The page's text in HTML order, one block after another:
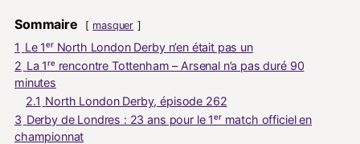
Sommaire masquer
1 Le 1ᵉʳ North London Derby n’en était pas un
2 La 1ʳᵉ rencontre Tottenham – Arsenal n’a pas duré 90
minutes
2.1 North London Derby, épisode 262
3 Derby de Londres : 23 ans pour le 1ᵉʳ match officiel en
championnat